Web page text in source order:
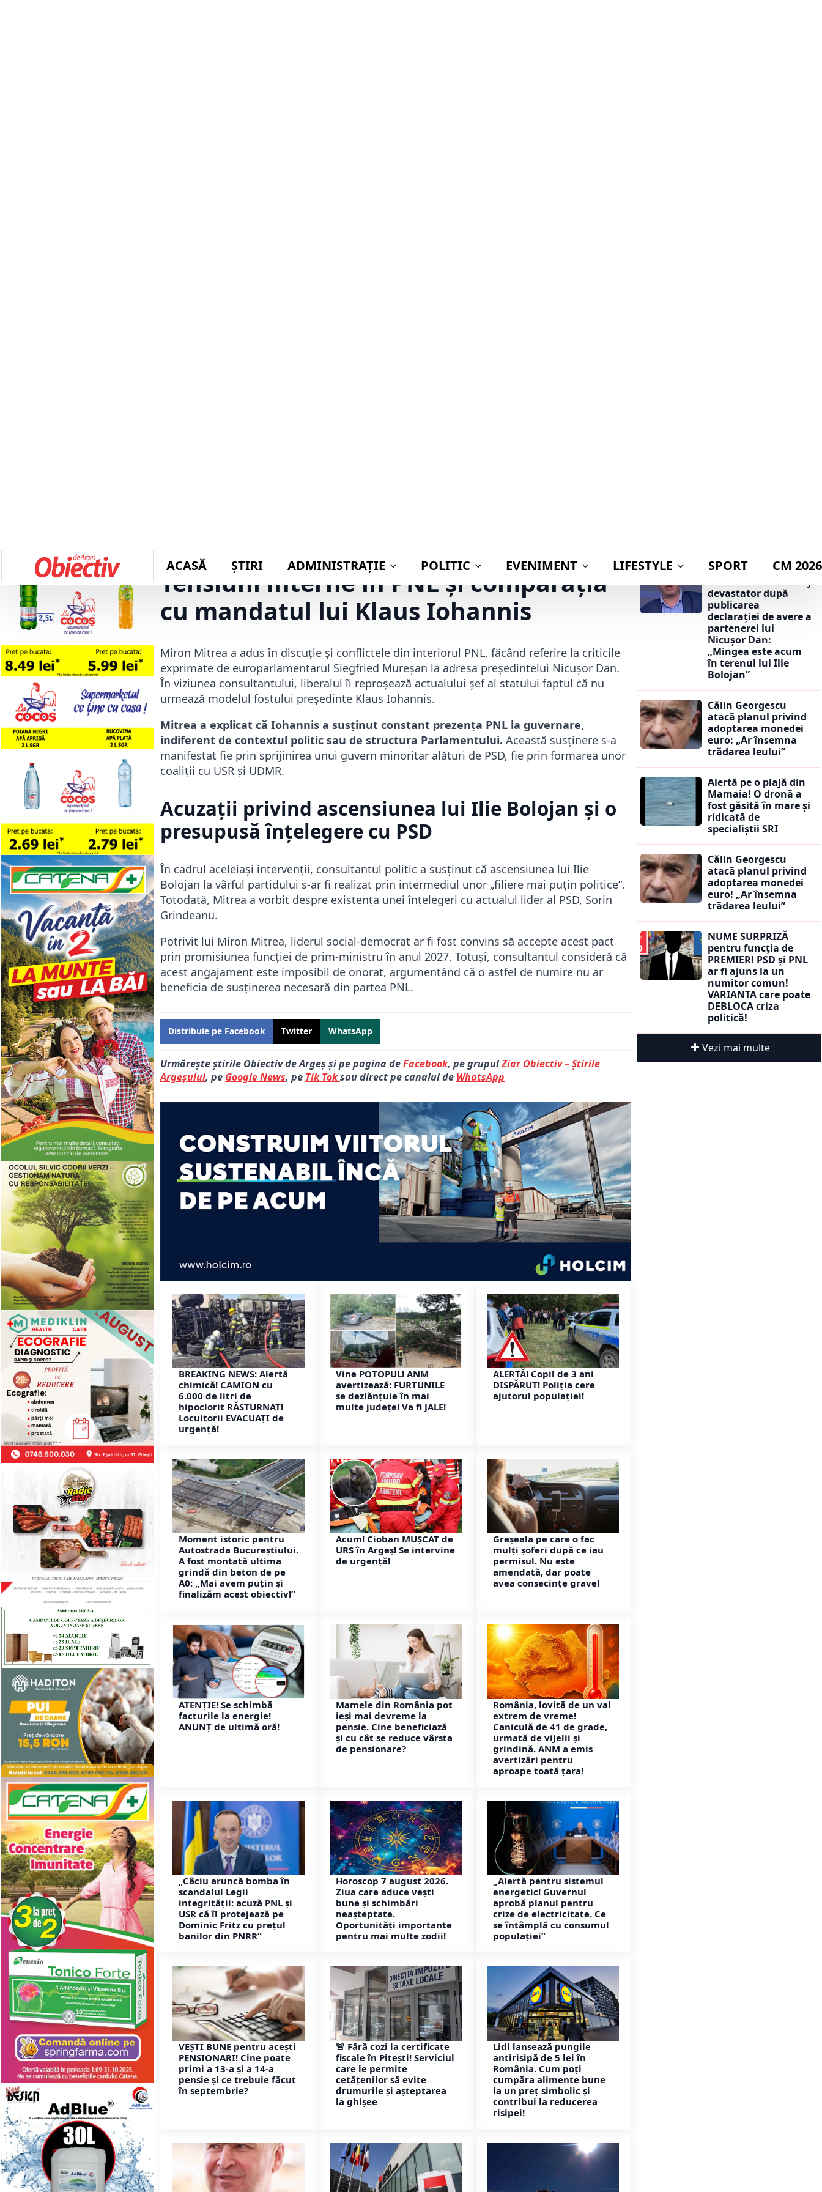
Tensiuni interne în PNL și comparația
cu mandatul lui Klaus Iohannis
Miron Mitrea a adus în discuție și conflictele din interiorul PNL, făcând referire la criticile
exprimate de europarlamentarul Siegfried Mureșan la adresa președintelui Nicușor Dan.
În viziunea consultantului, liberalul îi reproșează actualului șef al statului faptul că nu
urmează modelul fostului președinte Klaus Iohannis.
Mitrea a explicat că Iohannis a susținut constant prezența PNL la guvernare,
indiferent de contextul politic sau de structura Parlamentului. Această susținere s-a
manifestat fie prin sprijinirea unui guvern minoritar alături de PSD, fie prin formarea unor
coaliții cu USR și UDMR.
Acuzații privind ascensiunea lui Ilie Bolojan și o
presupusă înțelegere cu PSD
În cadrul aceleiași intervenții, consultantul politic a susținut că ascensiunea lui Ilie
Bolojan la vârful partidului s-ar fi realizat prin intermediul unor „filiere mai puțin politice”.
Totodată, Mitrea a vorbit despre existența unei înțelegeri cu actualul lider al PSD, Sorin
Grindeanu.
Potrivit lui Miron Mitrea, liderul social-democrat ar fi fost convins să accepte acest pact
prin promisiunea funcției de prim-ministru în anul 2027. Totuși, consultantul consideră că
acest angajament este imposibil de onorat, argumentând că o astfel de numire nu ar
beneficia de susținerea necesară din partea PNL.
Distribuie pe Facebook Twitter WhatsApp
Urmărește știrile Obiectiv de Argeș și pe pagina deFacebook, pe grupulZiar Obiectiv – Știrile
Argeșului, pe Google News, pe Tik Toksau direct pe canalul de WhatsApp
BREAKING NEWS: Alertă
chimică! CAMION cu
6.000 de litri de
hipoclorit RĂSTURNAT!
Locuitorii EVACUAȚI de
urgență!
Vine POTOPUL! ANM
avertizează: FURTUNILE
se dezlănțuie în mai
multe județe! Va fi JALE!
ALERTĂ! Copil de 3 ani
DISPĂRUT! Poliția cere
ajutorul populației!
Moment istoric pentru
Autostrada Bucureștiului.
A fost montată ultima
grindă din beton de pe
A0: „Mai avem puțin și
finalizăm acest obiectiv!”
Acum! Cioban MUȘCAT de
URS în Argeș! Se intervine
de urgență!
Greșeala pe care o fac
mulți șoferi după ce iau
permisul. Nu este
amendată, dar poate
avea consecințe grave!
ATENȚIE! Se schimbă
facturile la energie!
ANUNȚ de ultimă oră!
Mamele din România pot
ieși mai devreme la
pensie. Cine beneficiază
și cu cât se reduce vârsta
de pensionare?
România, lovită de un val
extrem de vreme!
Caniculă de 41 de grade,
urmată de vijelii și
grindină. ANM a emis
avertizări pentru
aproape toată țara!
„Câciu aruncă bomba în
scandalul Legii
integrității: acuză PNL și
USR că îl protejează pe
Dominic Fritz cu prețul
banilor din PNRR”
Horoscop 7 august 2026.
Ziua care aduce vești
bune și schimbări
neașteptate.
Oportunități importante
pentru mai multe zodii!
„Alertă pentru sistemul
energetic! Guvernul
aprobă planul pentru
crize de electricitate. Ce
se întâmplă cu consumul
populației”
VEȘTI BUNE pentru acești
PENSIONARI! Cine poate
primi a 13-a și a 14-a
pensie și ce trebuie făcut
în septembrie?
🚨 Fără cozi la certificate
fiscale în Pitești! Serviciul
care le permite
cetățenilor să evite
drumurile și așteptarea
la ghișee
Lidl lansează pungile
antirisipă de 5 lei în
România. Cum poți
cumpăra alimente bune
la un preț simbolic și
contribui la reducerea
risipei!
BOMBĂ lansată de
Victor Ciutacu! Mesaj
devastator după
publicarea
declarației de avere a
partenerei lui
Nicușor Dan:
„Mingea este acum
în terenul lui Ilie
Bolojan”
Călin Georgescu
atacă planul privind
adoptarea monedei
euro: „Ar însemna
trădarea leului”
Alertă pe o plajă din
Mamaia! O dronă a
fost găsită în mare și
ridicată de
specialiștii SRI
Călin Georgescu
atacă planul privind
adoptarea monedei
euro! „Ar însemna
trădarea leului”
NUME SURPRIZĂ
pentru funcția de
PREMIER! PSD și PNL
ar fi ajuns la un
numitor comun!
VARIANTA care poate
DEBLOCA criza
politică!
Vezi mai multe